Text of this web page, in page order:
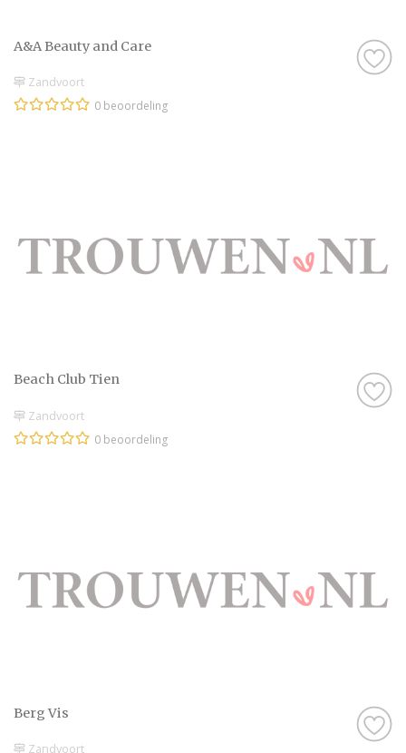
A&A Beauty and Care
Zandvoort
0 beoordeling
Beach Club Tien
Zandvoort
0 beoordeling
Berg Vis
Zandvoort